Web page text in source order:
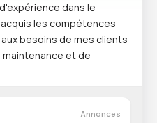
dans le
les compétences
besoins de mes clients
et de
Annonces